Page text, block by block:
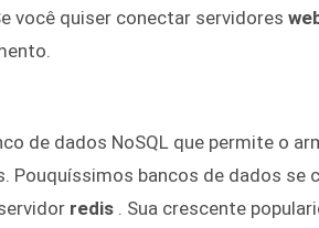
você quiser conectar servidores
de dados NoSQL que permite o
Pouquíssimos bancos de dados se
redis . Sua crescente